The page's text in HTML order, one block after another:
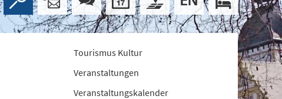
Tourismus Kultur
Veranstaltungen
Veranstaltungskalender